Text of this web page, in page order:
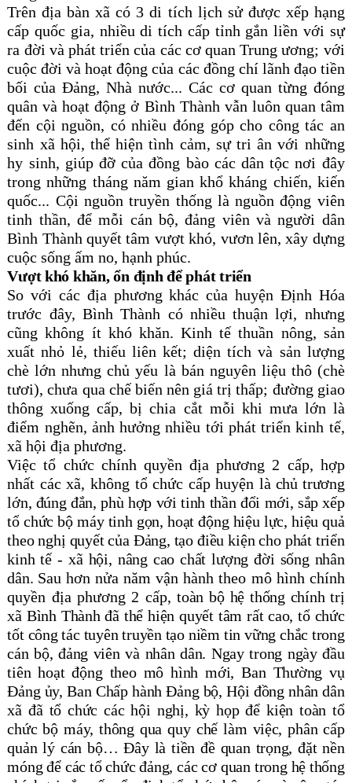
Trên địa bàn xã có 3 di tích lịch sử được xếp hạng
cấp quốc gia, nhiều di tích cấp tỉnh gắn liền với sự
ra đời và phát triển của các cơ quan Trung ương; với
cuộc đời và hoạt động của các đồng chí lãnh đạo tiền
bối của Đảng, Nhà nước... Các cơ quan từng đóng
quân và hoạt động ở Bình Thành vẫn luôn quan tâm
đến cội nguồn, có nhiều đóng góp cho công tác an
sinh xã hội, thể hiện tình cảm, sự tri ân với những
hy sinh, giúp đỡ của đồng bào các dân tộc nơi đây
trong những tháng năm gian khổ kháng chiến, kiến
quốc... Cội nguồn truyền thống là nguồn động viên
tinh thần, để mỗi cán bộ, đảng viên và người dân
Bình Thành quyết tâm vượt khó, vươn lên, xây dựng
cuộc sống ấm no, hạnh phúc.
Vượt khó khăn, ổn định để phát triển
So với các địa phương khác của huyện Định Hóa
trước đây, Bình Thành có nhiều thuận lợi, nhưng
cũng không ít khó khăn. Kinh tế thuần nông, sản
xuất nhỏ lẻ, thiếu liên kết; diện tích và sản lượng
chè lớn nhưng chủ yếu là bán nguyên liệu thô (chè
tươi), chưa qua chế biến nên giá trị thấp; đường giao
thông xuống cấp, bị chia cắt mỗi khi mưa lớn là
điểm nghẽn, ảnh hưởng nhiều tới phát triển kinh tế,
xã hội địa phương.
Việc tổ chức chính quyền địa phương 2 cấp, hợp
nhất các xã, không tổ chức cấp huyện là chủ trương
lớn, đúng đắn, phù hợp với tinh thần đổi mới, sắp xếp
tổ chức bộ máy tinh gọn, hoạt động hiệu lực, hiệu quả
theo nghị quyết của Đảng, tạo điều kiện cho phát triển
kinh tế - xã hội, nâng cao chất lượng đời sống nhân
dân. Sau hơn nửa năm vận hành theo mô hình chính
quyền địa phương 2 cấp, toàn bộ hệ thống chính trị
xã Bình Thành đã thể hiện quyết tâm rất cao, tổ chức
tốt công tác tuyên truyền tạo niềm tin vững chắc trong
cán bộ, đảng viên và nhân dân. Ngay trong ngày đầu
tiên hoạt động theo mô hình mới, Ban Thường vụ
Đảng ủy, Ban Chấp hành Đảng bộ, Hội đồng nhân dân
xã đã tổ chức các hội nghị, kỳ họp để kiện toàn tổ
chức bộ máy, thông qua quy chế làm việc, phân cấp
quản lý cán bộ… Đây là tiền đề quan trọng, đặt nền
móng để các tổ chức đảng, các cơ quan trong hệ thống